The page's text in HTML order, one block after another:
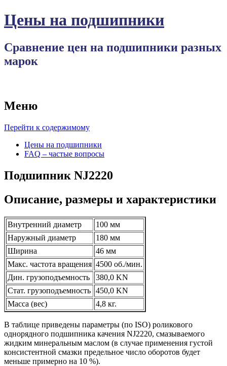
Цены на подшипники
Сравнение цен на подшипники разных
марок
Меню
Перейти к содержимому
Цены на подшипники
FAQ – частые вопросы
Подшипник NJ2220
Описание, размеры и характеристики
Внутренний диаметр
100 мм
Наружный диаметр
180 мм
Ширина
46 мм
Макс. частота вращения 4500 об./мин.
Дин. грузоподъемность
380,0 KN
Стат. грузоподъемность 450,0 KN
Масса (вес)
4,8 кг.
В таблице приведены параметры (по ISO) роликового
однорядного подшипника качения NJ2220, смазываемого
жидким минеральным маслом (в случае применения густой
консистентной смазки предельное число оборотов будет
меньше примерно на 10 %).